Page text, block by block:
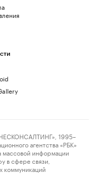
1995–
агентства «РБК»
массовой информации
в сфере связи,
коммуникаций